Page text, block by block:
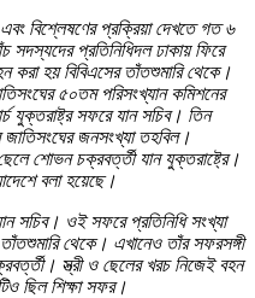
বিশ্লেষণের প্রক্রিয়া দেখতে গত ৬
সদস্যদের প্রতিনিধিদল ঢাকায় ফিরে
হয় বিবিএসের তাঁতশুমারি থেকে।
৫০তম পরিসংখ্যান কমিশনের
যুক্তরাষ্ট্র সফরে যান সচিব। তিন
জনসংখ্যা তহবিল।
শোভন চক্রবর্ত্তী যান যুক্তরাষ্ট্রে।
বলা হয়েছে।
সচিব। ওই সফরে প্রতিনিধি সংখ্যা
থেকে। এখানেও তাঁর সফরসঙ্গী
স্ত্রী ও ছেলের খরচ নিজেই বহন
ছিল শিক্ষা সফর।